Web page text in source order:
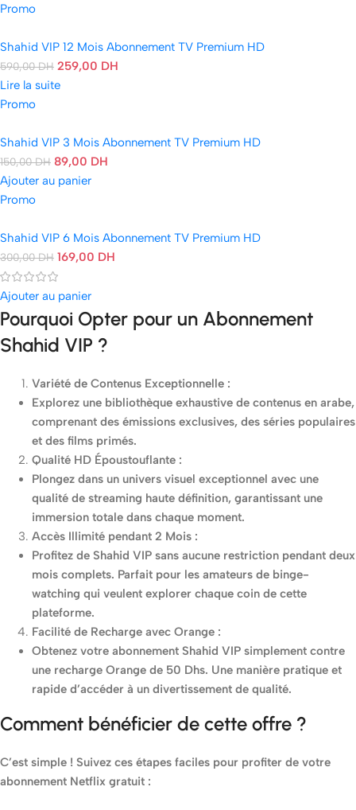
Promo
Shahid VIP 12 Mois Abonnement TV Premium HD
590,00DH 259,00 DH
Lire la suite
Promo
Shahid VIP 3 Mois Abonnement TV Premium HD
150,00DH 89,00 DH
Ajouter au panier
Promo
Shahid VIP 6 Mois Abonnement TV Premium HD
300,00DH 169,00 DH
Ajouter au panier
Pourquoi Opter pour un Abonnement
Shahid VIP ?
Variété de Contenus Exceptionnelle :
Explorez une bibliothèque exhaustive de contenus en arabe,
comprenant des émissions exclusives, des séries populaires
et des films primés.
Qualité HD Époustouflante :
Plongez dans un univers visuel exceptionnel avec une
qualité de streaming haute définition, garantissant une
immersion totale dans chaque moment.
Accès Illimité pendant 2 Mois :
Profitez de Shahid VIP sans aucune restriction pendant deux
mois complets. Parfait pour les amateurs de binge-
watching qui veulent explorer chaque coin de cette
plateforme.
Facilité de Recharge avec Orange :
Obtenez votre abonnement Shahid VIP simplement contre
une recharge Orange de 50 Dhs. Une manière pratique et
rapide d’accéder à un divertissement de qualité.
Comment bénéficier de cette offre ?
C’est simple ! Suivez ces étapes faciles pour profiter de votre
abonnement Netflix gratuit :